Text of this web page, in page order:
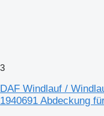
3
DAF Windlauf /
1940691 Abdeckung